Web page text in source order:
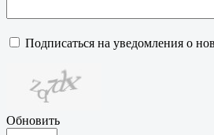
Подписаться на уведомления о
Обновить